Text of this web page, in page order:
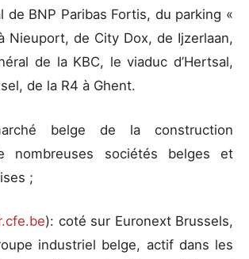
de BNP Paribas Fortis, du parking «
Nieuport, de City Dox, de Ijzerlaan,
de la KBC, le viaduc d’Hertsal,
de la R4 à Ghent.
belge de la construction
nombreuses sociétés belges et
;
): coté sur Euronext Brussels,
industriel belge, actif dans les